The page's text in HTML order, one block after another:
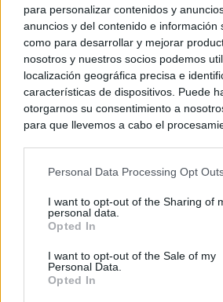
para personalizar contenidos y
anuncios y del contenido e información
como para desarrollar y mejorar
nosotros y nuestros socios podemos
localización geográfica precisa e
características de dispositivos. Puede
otorgarnos su consentimiento a
para que llevemos a cabo el
negar su consentimiento. Tenga en
de su consentimiento, pero usted tiene
rechazar tal procesamiento. Sus
cualquier momento entrando de nuevo
visitando nuestra política de privacidad.
Personal Data Processing Opt
I want to opt-out of the Sharing of
personal data.
Opted In
I want to opt-out of the Sale of my
Personal Data.
Opted In
© Kiosko.net Aviso Legal Privacidad y